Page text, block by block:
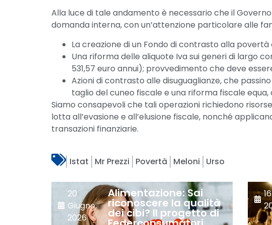
Alla luce di tale andamento è necessario che il
domanda interna, con un’attenzione particolare alle
La creazione di un Fondo di contrasto alla
Una riforma delle aliquote Iva sui generi di largo
531,57 euro annui); provvedimento che deve
Azioni di contrasto alle disuguaglianze, che
taglio del cuneo fiscale e una riforma fiscale
Siamo consapevoli che tali operazioni richiedono
lotta all’evasione e all’elusione fiscale, nonché
transazioni finanziarie.
Istat Mr Prezzi Povertà Meloni Urso
20
Giugno,
2026
Alimentazione: Sai
riconoscere la qualità
dei cibi? Il progetto di